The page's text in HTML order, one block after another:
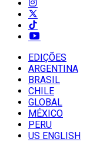
EDIÇÕES
ARGENTINA
BRASIL
CHILE
GLOBAL
MÉXICO
PERU
US ENGLISH